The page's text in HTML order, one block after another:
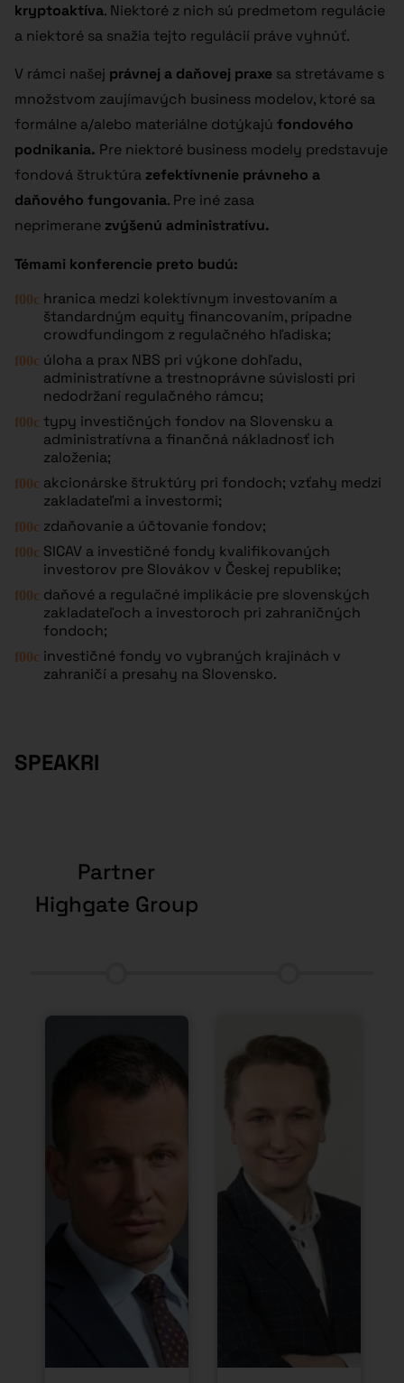
kryptoaktíva. Niektoré z nich sú predmetom regulácie
a niektoré sa snažia tejto regulácií práve vyhnúť.
V rámci našej právnej a daňovej praxe sa stretávame s
množstvom zaujímavých business modelov, ktoré sa
formálne a/alebo materiálne dotýkajú fondového
podnikania. Pre niektoré business modely predstavuje
fondová štruktúra zefektívnenie právneho a
daňového fungovania. Pre iné zasa
neprimerane zvýšenú administratívu.
Témami konferencie preto budú:
hranica medzi kolektívnym investovaním a
štandardným equity financovaním, prípadne
crowdfundingom z regulačného hľadiska;
úloha a prax NBS pri výkone dohľadu,
administratívne a trestnoprávne súvislosti pri
nedodržaní regulačného rámcu;
typy investičných fondov na Slovensku a
administratívna a finančná nákladnosť ich
založenia;
akcionárske štruktúry pri fondoch; vzťahy medzi
zakladateľmi a investormi;
zdaňovanie a účtovanie fondov;
SICAV a investičné fondy kvalifikovaných
investorov pre Slovákov v Českej republike;
daňové a regulačné implikácie pre slovenských
zakladateľoch a investoroch pri zahraničných
fondoch;
investičné fondy vo vybraných krajinách v
zahraničí a presahy na Slovensko.
SPEAKRI
Partner
Highgate Group